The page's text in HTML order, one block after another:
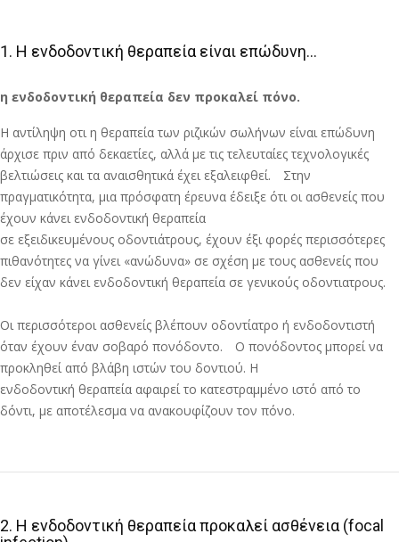
1. Η ενδοδοντική θεραπεία είναι επώδυνη...
η ενδοδοντική θεραπεία δεν προκαλεί πόνο.
Η αντίληψη οτι η θεραπεία των ριζικών σωλήνων είναι επώδυνη
άρχισε πριν από δεκαετίες, αλλά με τις τελευταίες τεχνολογικές
βελτιώσεις και τα αναισθητικά έχει εξαλειφθεί. Στην
πραγματικότητα, μια πρόσφατη έρευνα έδειξε ότι οι ασθενείς που
έχουν κάνει ενδοδοντική θεραπεία
σε εξειδικευμένους οδοντιάτρους, έχουν έξι φορές περισσότερες
πιθανότητες να γίνει «ανώδυνα» σε σχέση με τους ασθενείς που
δεν είχαν κάνει ενδοδοντική θεραπεία σε γενικούς οδοντιατρους.
Οι περισσότεροι ασθενείς βλέπουν οδοντίατρο ή ενδοδοντιστή
όταν έχουν έναν σοβαρό πονόδοντο. Ο πονόδοντος μπορεί να
προκληθεί από βλάβη ιστών του δοντιού. Η
ενδοδοντική θεραπεία αφαιρεί το κατεστραμμένο ιστό από το
δόντι, με αποτέλεσμα να ανακουφίζουν τον πόνο.
2. Η ενδοδοντική θεραπεία προκαλεί ασθένεια (focal